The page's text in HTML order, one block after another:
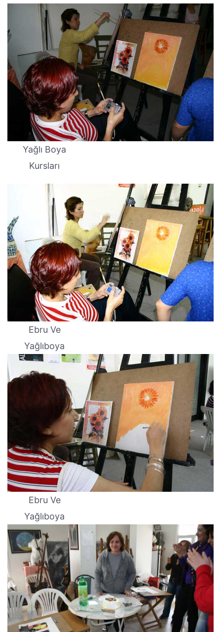
Yağlı Boya
Kursları
Ebru Ve
Yağlıboya
Ebru Ve
Yağlıboya